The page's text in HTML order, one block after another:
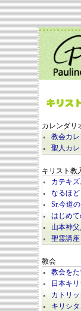
カレンダリ
教会カレ
聖人カレ
キリスト教
カテキズ
なるほ
Sr.今道
はじめて
山本神
聖霊講座
教会
教会をた
日本キ
カトリ
キリシ